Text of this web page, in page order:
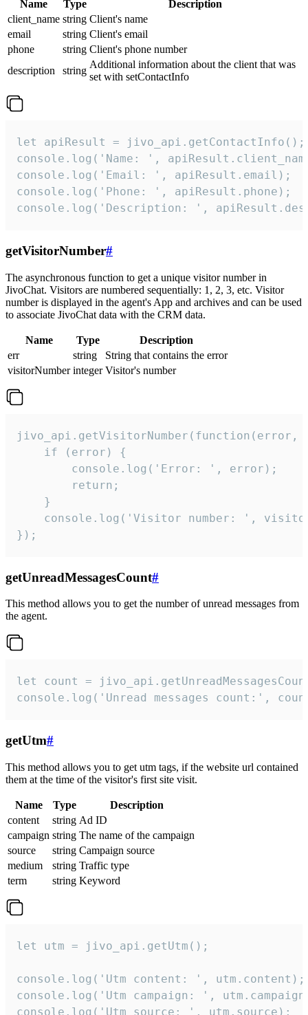
Name Type
Description
client_name string Client's name
email
string Client's email
phone
string Client's phone number
description
string
Additional information about the client that was
set with setContactInfo
let apiResult = jivo_api.getContactInfo();
console.log('Name: ',
console.log('Email: ', apiResult.email);
console.log('Phone: ', apiResult.phone);
console.log('Description: ',
getVisitorNumber#
The asynchronous function to get a unique visitor number in
JivoChat. Visitors are numbered sequentially: 1, 2, 3, etc. Visitor
number is displayed in the agent's App and archives and can be used
to associate JivoChat data with the CRM data.
Name Type
Description
err
string
String that contains the error
visitorNumber integer Visitor's number
jivo_api.getVisitorNumber(function(error,
    if (error) {
        console.log('Error: ', error);
        return;
    }
console.log('Visitor number: ',
});
getUnreadMessagesCount#
This method allows you to get the number of unread messages from
the agent.
let count =
console.log('Unread messages count:',
getUtm#
This method allows you to get utm tags, if the website url contained
them at the time of the visitor's first site visit.
Name Type
Description
content
string Ad ID
campaign string The name of the campaign
source
string Campaign source
medium
string Traffic type
term
string Keyword
let utm = jivo_api.getUtm();
console.log('Utm content: ', utm.content);
console.log('Utm campaign: ',
console.log('Utm source: ', utm.source);